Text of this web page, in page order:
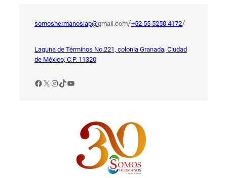
somoshermanosiap@gmail.com/+52 55 5250 4172/
Laguna de Términos No.221, colonia Granada, Ciudad
de México, C.P. 11320
Facebook
X Instagram
TikTok
YouTube